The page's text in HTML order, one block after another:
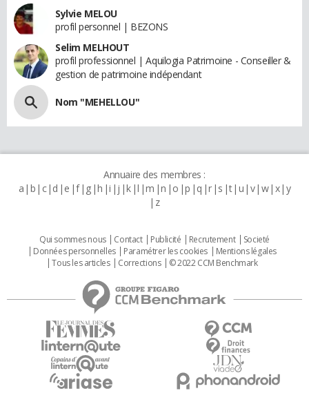
Sylvie MELOU
profil personnel | BEZONS
Selim MELHOUT
profil professionnel | Aquilogia Patrimoine - Conseiller &
gestion de patrimoine indépendant
Nom "MEHELLOU"
Annuaire des membres :
a b c d e f g h i j k l m n o p q r s t u v w x y
z
Qui sommes nous Contact Publicité Recrutement
Societé
Données personnelles
Paramétrer les cookies
Mentions légales
Tous les articles
Corrections © 2022 CCM Benchmark